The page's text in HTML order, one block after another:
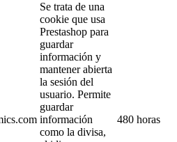
Se trata de una
cookie que usa
Prestashop para
guardar
información y
mantener abierta
la sesión del
usuario. Permite
guardar
información
como la divisa,
480 horas